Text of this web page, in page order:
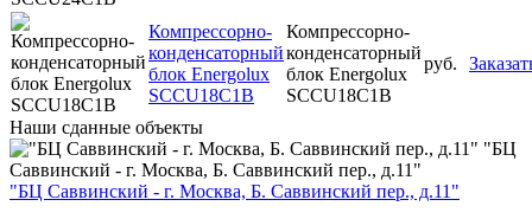
Компрессорно-
конденсаторный
блок Energolux
SCCU18C1B
Компрессорно-
конденсаторный
блок Energolux
SCCU18C1B
руб.
Наши сданные объекты
"БЦ
Саввинский - г. Москва, Б. Саввинский пер., д.11"
"БЦ Саввинский - г. Москва, Б. Саввинский пер., д.11"